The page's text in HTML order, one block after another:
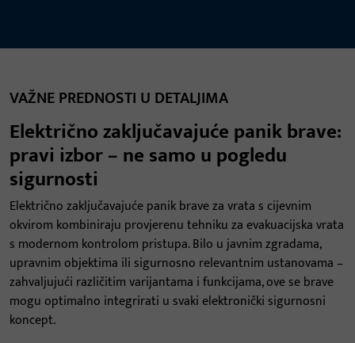
VAŽNE PREDNOSTI U DETALJIMA
Električno zaključavajuće panik brave:
pravi izbor – ne samo u pogledu
sigurnosti
Električno zaključavajuće panik brave za vrata s cijevnim
okvirom kombiniraju provjerenu tehniku za evakuacijska vrata
s modernom kontrolom pristupa. Bilo u javnim zgradama,
upravnim objektima ili sigurnosno relevantnim ustanovama –
zahvaljujući različitim varijantama i funkcijama, ove se brave
mogu optimalno integrirati u svaki elektronički sigurnosni
koncept.